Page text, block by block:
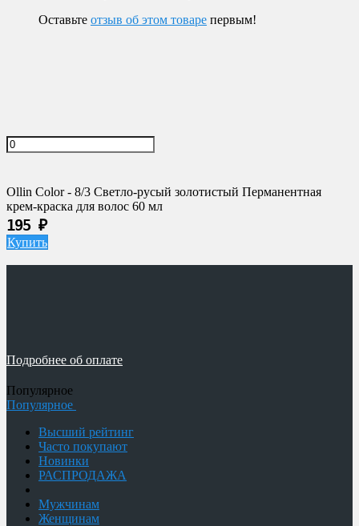
Оставьте отзыв об этом товаре первым!
Ollin Color - 8/3 Светло-русый золотистый Перманентная
крем-краска для волос 60 мл
195 ₽
Купить
Подробнее об оплате
Популярное
Популярное
Высший рейтинг
Часто покупают
Новинки
РАСПРОДАЖА
Мужчинам
Женщинам